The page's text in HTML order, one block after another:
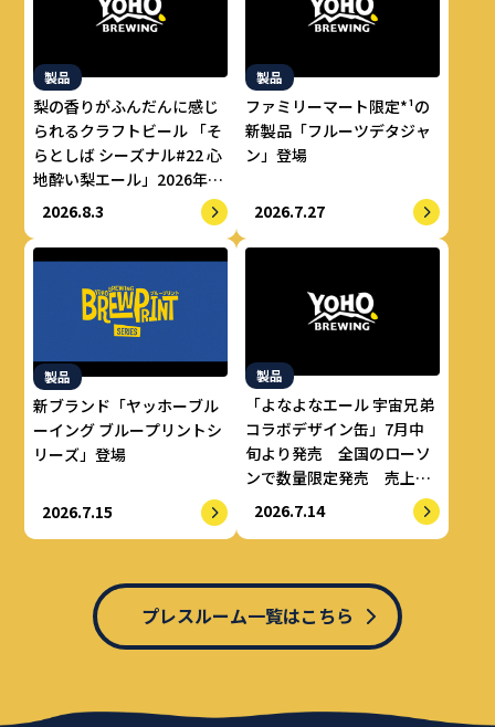
製品
梨の香りがふんだんに感じ
られるクラフトビール 「そ
らとしば シーズナル#22 心
地酔い梨エール」2026年8
月上旬より数量限定で提供
2026.8.3
製品
ファミリーマート限定*¹の
新製品「フルーツデタジャ
ン」登場
2026.7.27
製品
新ブランド「ヤッホーブル
ーイング ブループリントシ
リーズ」登場
2026.7.15
製品
「よなよなエール 宇宙兄弟
コラボデザイン缶」7月中
旬より発売 全国のローソ
ンで数量限定発売 売上の
一部をALS治療研究費とし
2026.7.14
プレスルーム一覧はこちら